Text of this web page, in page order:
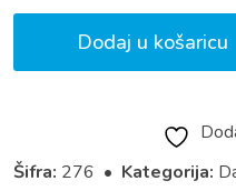
Dodaj u košaricu
Šifra: 276 • Kategorija: